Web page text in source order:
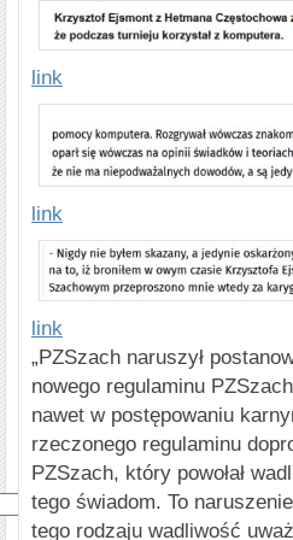
link
link
link
„PZSzach naruszył
nowego regulaminu
nawet w postępowaniu
rzeczonego regulaminu
PZSzach, który powołał
tego świadom. To
tego rodzaju wadliwość